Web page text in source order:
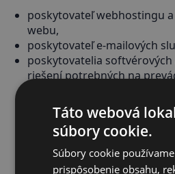
poskytovateľ webhostingu
webu,
poskytovateľ e-mailových
poskytovatelia
riešení potrebných na
účtovní, právni alebo iní
je to nevyhnutné,
orgány verejnej moci, ak to
predpisu.
Táto webová
súbory cookie.
Súbory cookie
prispôsobenie obsahu,